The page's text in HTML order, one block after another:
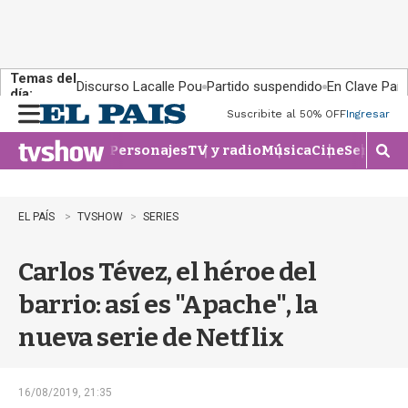
Temas del
día:
Discurso Lacalle Pou Partido suspendido En Clave País
n
u
Suscribite al 50% OFFIngresar
PersonajesTV y radioMúsicaCineSeries
M
o
EL PAÍS TVSHOW SERIES
Carlos Tévez, el héroe del
barrio: así es "Apache", la
nueva serie de Netflix
16/08/2019, 21:35